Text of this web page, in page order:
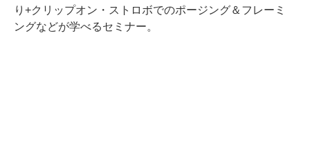
り+クリップオン・ストロボでのポージング＆フレーミ
ングなどが学べるセミナー。